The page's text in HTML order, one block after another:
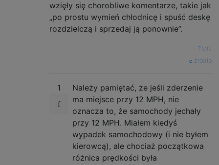
wzięły się chorobliwe komentarze, takie jak
„po prostu wymień chłodnicę i spuść deskę
rozdzielczą i sprzedaj ją ponownie”.
TMN
źródło
1
Należy pamiętać, że jeśli zderzenie
ma miejsce przy 12 MPH, nie
oznacza to, że samochody jechały
przy 12 MPH. Miałem kiedyś
wypadek samochodowy (i nie byłem
kierowcą), ale chociaż początkowa
różnica prędkości była